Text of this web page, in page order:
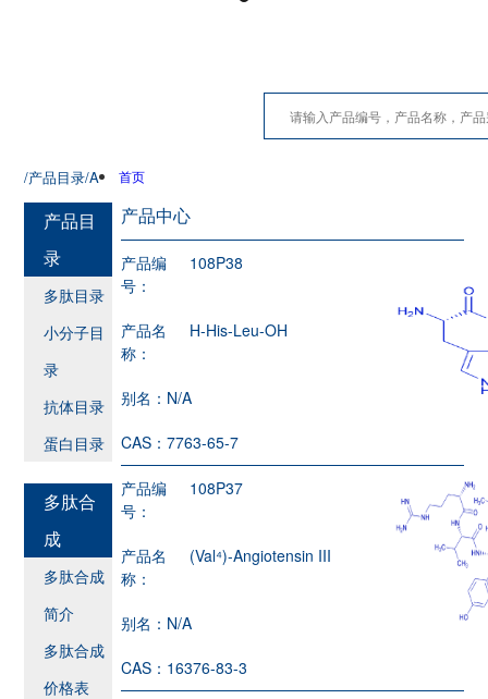
首页
/产品目录/A
产品目
录
多肽目录
小分子目
录
抗体目录
蛋白目录
多肽合
成
多肽合成
简介
多肽合成
价格表
产品中心
产品编
号：
108P38
产品名
称：
H-His-Leu-OH
别名： N/A
CAS：7763-65-7
产品编
号：
108P37
产品名
称：
(Val⁴)-Angiotensin III
别名： N/A
CAS： 16376-83-3